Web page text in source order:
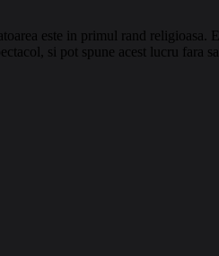
este in primul rand
si pot spune acest lucru fara sa